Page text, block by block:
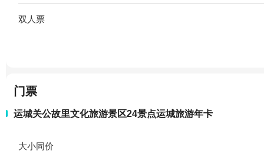
双人票
门票
运城关公故里文化旅游景区24景点运城旅游年卡
大小同价